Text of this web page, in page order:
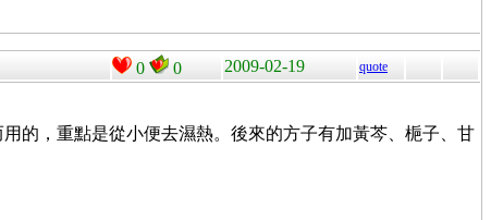
0 0 2009-02-19 quote
的，重點是從小便去濕熱。後來的方子有加黃芩、梔子、甘